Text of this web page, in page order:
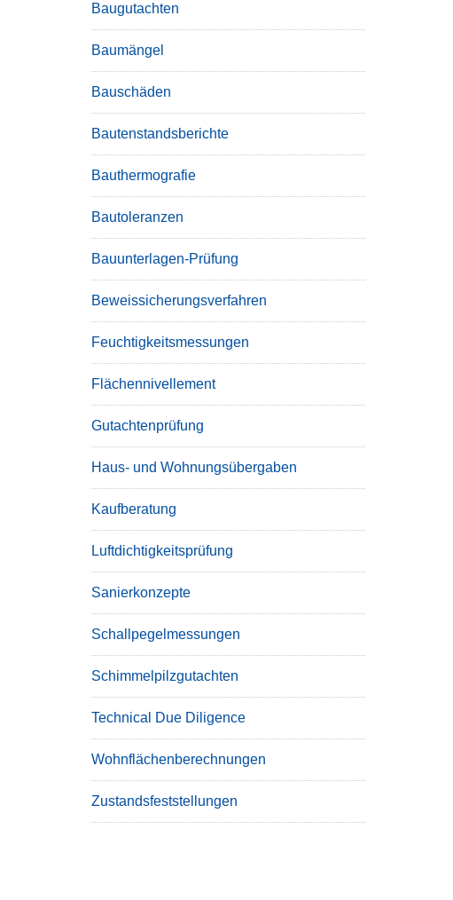
Baugutachten
Baumängel
Bauschäden
Bautenstandsberichte
Bauthermografie
Bautoleranzen
Bauunterlagen-Prüfung
Beweissicherungsverfahren
Feuchtigkeitsmessungen
Flächennivellement
Gutachtenprüfung
Haus- und Wohnungsübergaben
Kaufberatung
Luftdichtigkeitsprüfung
Sanierkonzepte
Schallpegelmessungen
Schimmelpilzgutachten
Technical Due Diligence
Wohnflächenberechnungen
Zustandsfeststellungen